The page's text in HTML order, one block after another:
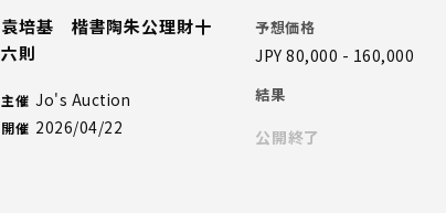
袁培基 楷書陶朱公理財十
六則
主催 Jo's Auction
開催 2026/04/22
予想価格
JPY 80,000 - 160,000
結果
公開終了